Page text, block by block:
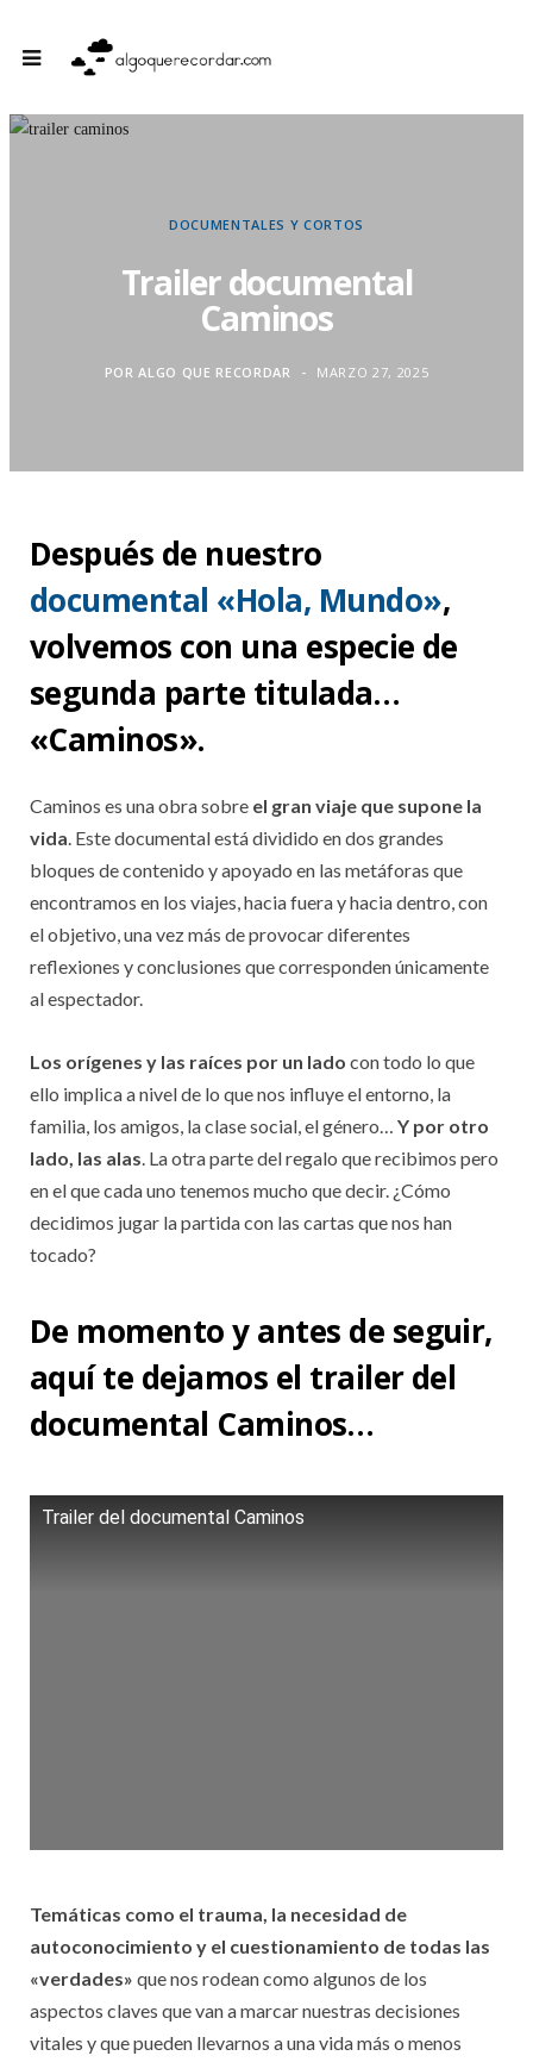
DOCUMENTALES Y CORTOS
Trailer documental
Caminos
PORALGO QUE RECORDAR MARZO 27, 2025
Después de nuestro
documental «Hola, Mundo»,
volvemos con una especie de
segunda parte titulada…
«Caminos».
Caminos es una obra sobre el gran viaje que supone la
vida. Este documental está dividido en dos grandes
bloques de contenido y apoyado en las metáforas que
encontramos en los viajes, hacia fuera y hacia dentro, con
el objetivo, una vez más de provocar diferentes
reflexiones y conclusiones que corresponden únicamente
al espectador.
Los orígenes y las raíces por un lado con todo lo que
ello implica a nivel de lo que nos influye el entorno, la
familia, los amigos, la clase social, el género… Y por otro
lado, las alas. La otra parte del regalo que recibimos pero
en el que cada uno tenemos mucho que decir. ¿Cómo
decidimos jugar la partida con las cartas que nos han
tocado?
De momento y antes de seguir,
aquí te dejamos el trailer del
documental Caminos…
Trailer del documental Caminos
Temáticas como el trauma, la necesidad de
autoconocimiento y el cuestionamiento de todas las
«verdades» que nos rodean como algunos de los
aspectos claves que van a marcar nuestras decisiones
vitales y que pueden llevarnos a una vida más o menos